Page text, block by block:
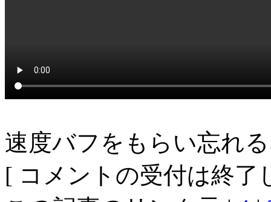
速度バフをもらい忘れ
[ コメントの受付は終了